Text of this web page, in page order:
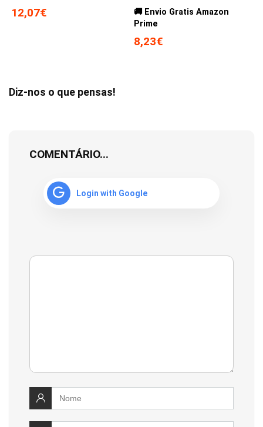
12,07€
🚚 Envio Gratis Amazon
Prime
8,23€
Diz-nos o que pensas!
COMENTÁRIO...
Login with Google